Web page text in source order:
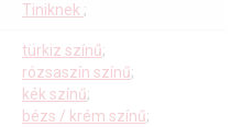
Tiniknek ;
türkiz színű;
rózsaszín színű;
kék színű;
bézs / krém színű;